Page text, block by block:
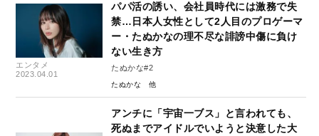
エンタメ
2023.04.01
パパ活の誘い、会社員時代には激務で失
禁…日本人女性として2人目のプロゲーマ
ー・たぬかなの理不尽な誹謗中傷に負け
ない生き方
たぬかな#2
たぬかな
アンチに「宇宙一ブス」と言われても、
死ぬまでアイドルでいようと決意した大